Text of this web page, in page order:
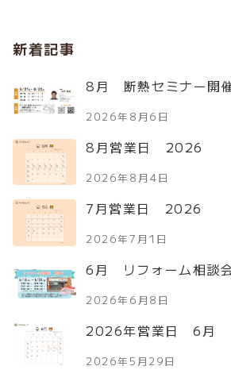
新着記事
8月 断熱セミナー開
2026年8月6日
8月営業日 2026
2026年8月4日
7月営業日 2026
2026年7月1日
6月 リフォーム相談
2026年6月8日
2026年営業日 6月
2026年5月29日